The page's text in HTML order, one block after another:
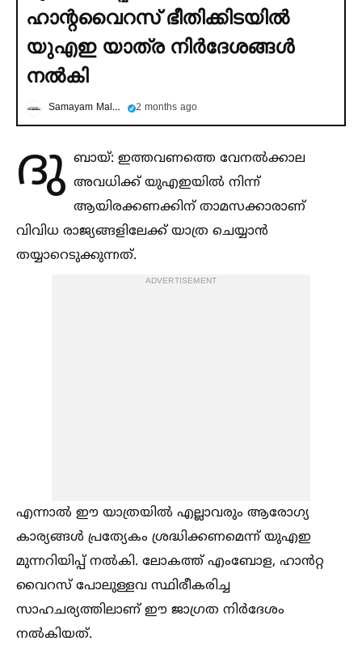
ഹാന്റവൈറസ് ഭീതിക്കിടയില്‍
യുഎഇ യാത്ര നിര്‍ദേശങ്ങള്‍
നല്‍കി
Samayam Malayalam 2 months ago
ദു ബായ്: ഇത്തവണത്തെ വേനല്‍ക്കാല
അവധിക്ക് യുഎഇയില്‍ നിന്ന്
ആയിരക്കണക്കിന് താമസക്കാരാണ്
വിവിധ രാജ്യങ്ങളിലേക്ക് യാത്ര ചെയ്യാൻ
തയ്യാറെടുക്കുന്നത്.
ADVERTISEMENT
എന്നാല്‍ ഈ യാത്രയില്‍ എല്ലാവരും ആരോഗ്യ
കാര്യങ്ങള്‍ പ്രത്യേകം ശ്രദ്ധിക്കണമെന്ന് യുഎഇ
മുന്നറിയിപ്പ് നല്‍കി. ലോകത്ത് എംബോള, ഹാൻറ്റ
വൈറസ് പോലുള്ളവ സ്ഥിരീകരിച്ച
സാഹചര്യത്തിലാണ് ഈ ജാഗ്രത നിർദേശം
നല്‍കിയത്.